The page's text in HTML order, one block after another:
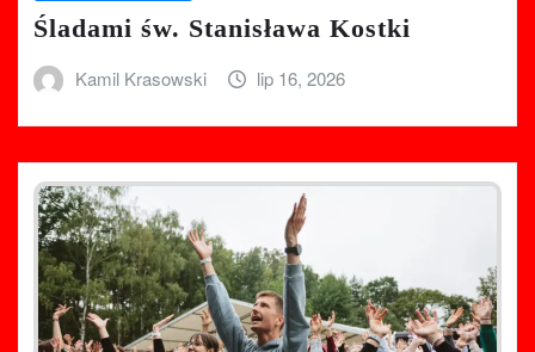
Śladami św. Stanisława Kostki
Kamil Krasowski lip 16, 2026